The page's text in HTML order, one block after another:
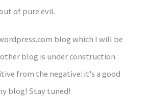
of pure evil.
blog which I will be
blog is under construction.
from the negative: it's a good
blog! Stay tuned!